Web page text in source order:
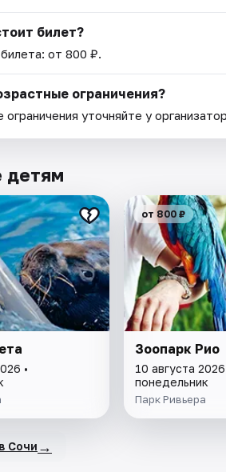
билет?
от 800 ₽.
ограничения?
ограничения уточняйте у
детям
•
от 800 ₽
Зоопарк Рио
10 августа 2026
понедельник
Парк Ривьера
Сочи →